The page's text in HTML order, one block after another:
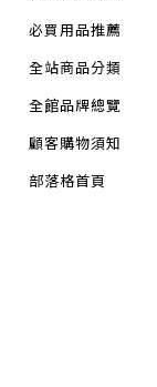
必買用品推薦
全站商品分類
全館品牌總覽
顧客購物須知
部落格首頁